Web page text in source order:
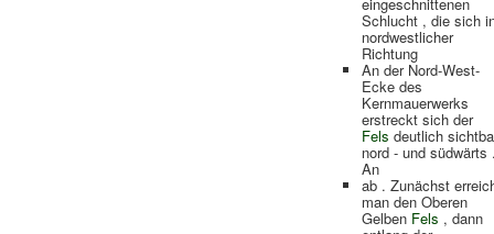
Schlucht , die sich
nordwestlicher
Richtung
An der Nord-West-
Ecke des
Kernmauerwerks
erstreckt sich der
Fels deutlich
nord - und südwärts
An
ab . Zunächst
man den Oberen
Gelben Fels , dann